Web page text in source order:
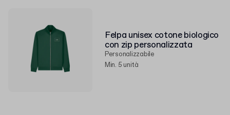
Felpa unisex cotone biologico
con zip personalizzata
Personalizzabile
Min. 5 unità